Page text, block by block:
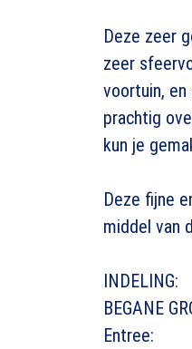
Deze zeer
zeer
voortuin,
prachtig
kun je
Deze fijne
middel van
INDELING:
BEGANE
Entree: